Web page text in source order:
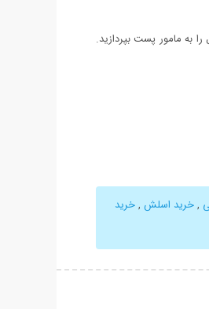
به مامور پست بپردازید.
,خرید اسلش ,خرید